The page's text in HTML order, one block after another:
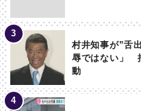
村井知事が”舌
辱ではない」
動